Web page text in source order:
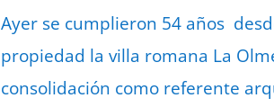
Ayer se cumplieron 54 años
propiedad la villa romana La
consolidación como referente